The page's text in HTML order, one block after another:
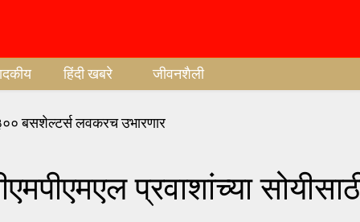
हिंदी खबरे जीवनशैली
प्रवाशांच्या